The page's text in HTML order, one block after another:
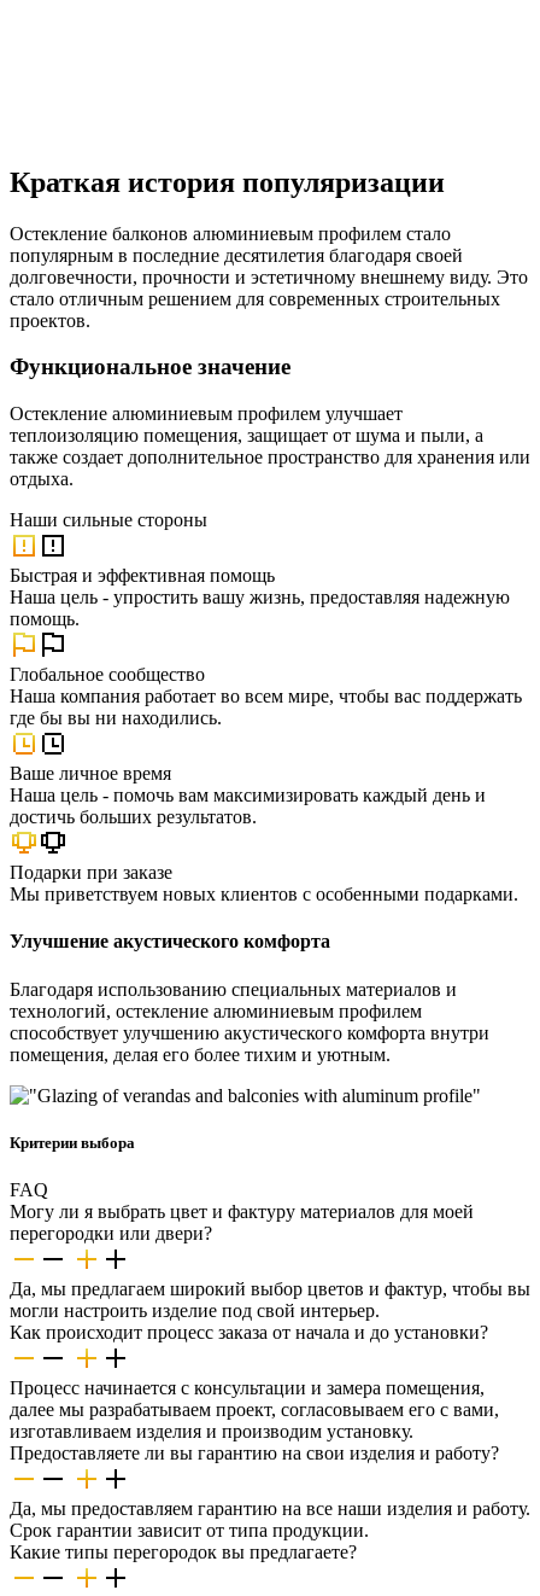
Краткая история популяризации
Остекление балконов алюминиевым профилем стало
популярным в последние десятилетия благодаря своей
долговечности, прочности и эстетичному внешнему виду. Это
стало отличным решением для современных строительных
проектов.
Функциональное значение
Остекление алюминиевым профилем улучшает
теплоизоляцию помещения, защищает от шума и пыли, а
также создает дополнительное пространство для хранения или
отдыха.
Наши сильные стороны
Быстрая и эффективная помощь
Наша цель - упростить вашу жизнь, предоставляя надежную
помощь.
Глобальное сообщество
Наша компания работает во всем мире, чтобы вас поддержать
где бы вы ни находились.
Ваше личное время
Наша цель - помочь вам максимизировать каждый день и
достичь больших результатов.
Подарки при заказе
Мы приветствуем новых клиентов с особенными подарками.
Улучшение акустического комфорта
Благодаря использованию специальных материалов и
технологий, остекление алюминиевым профилем
способствует улучшению акустического комфорта внутри
помещения, делая его более тихим и уютным.
Критерии выбора
FAQ
Могу ли я выбрать цвет и фактуру материалов для моей
перегородки или двери?
Да, мы предлагаем широкий выбор цветов и фактур, чтобы вы
могли настроить изделие под свой интерьер.
Как происходит процесс заказа от начала и до установки?
Процесс начинается с консультации и замера помещения,
далее мы разрабатываем проект, согласовываем его с вами,
изготавливаем изделия и производим установку.
Предоставляете ли вы гарантию на свои изделия и работу?
Да, мы предоставляем гарантию на все наши изделия и работу.
Срок гарантии зависит от типа продукции.
Какие типы перегородок вы предлагаете?